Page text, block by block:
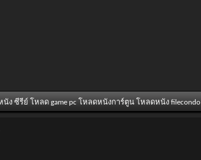
นัง ซีรีย์ โหลด game pc โหลดหนังการ์ตูน โหลดหนัง filecondo